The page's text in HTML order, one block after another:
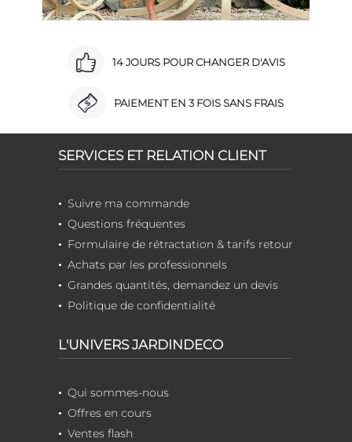
14 JOURS POUR CHANGER D'AVIS
PAIEMENT EN 3 FOIS SANS FRAIS
SERVICES ET RELATION CLIENT
Suivre ma commande
Questions fréquentes
Formulaire de rétractation & tarifs retour
Achats par les professionnels
Grandes quantités, demandez un devis
Politique de confidentialité
L'UNIVERS JARDINDECO
Qui sommes-nous
Offres en cours
Ventes flash